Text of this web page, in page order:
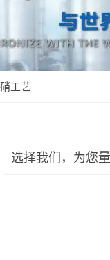
工艺
选择我们，为您